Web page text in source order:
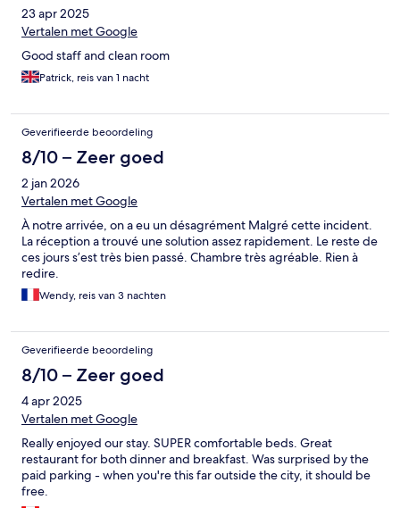
23 apr 2025
Vertalen met Google
Good staff and clean room
Patrick, reis van 1 nacht
Geverifieerde beoordeling
8/10 – Zeer goed
2 jan 2026
Vertalen met Google
À notre arrivée, on a eu un désagrément Malgré cette incident.
La réception a trouvé une solution assez rapidement. Le reste de
ces jours s’est très bien passé. Chambre très agréable. Rien à
redire.
Wendy, reis van 3 nachten
Geverifieerde beoordeling
8/10 – Zeer goed
4 apr 2025
Vertalen met Google
Really enjoyed our stay. SUPER comfortable beds. Great
restaurant for both dinner and breakfast. Was surprised by the
paid parking - when you're this far outside the city, it should be
free.